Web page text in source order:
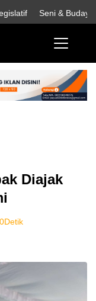
Seni & Budaya
Diajak